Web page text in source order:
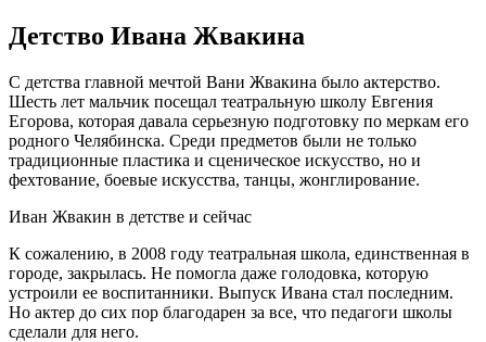
Детство Ивана Жвакина
С детства главной мечтой Вани Жвакина было актерство.
Шесть лет мальчик посещал театральную школу Евгения
Егорова, которая давала серьезную подготовку по меркам его
родного Челябинска. Среди предметов были не только
традиционные пластика и сценическое искусство, но и
фехтование, боевые искусства, танцы, жонглирование.
Иван Жвакин в детстве и сейчас
К сожалению, в 2008 году театральная школа, единственная в
городе, закрылась. Не помогла даже голодовка, которую
устроили ее воспитанники. Выпуск Ивана стал последним.
Но актер до сих пор благодарен за все, что педагоги школы
сделали для него.